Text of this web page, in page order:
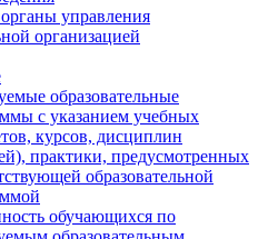
управления
организацией
образовательные
с указанием учебных
курсов, дисциплин
практики, предусмотренных
образовательной
обучающихся по